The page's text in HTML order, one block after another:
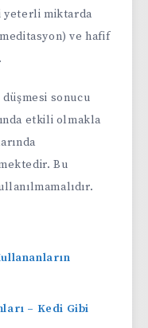
yeterli miktarda
ve hafif
sonucu
etkili olmakla
Bu
– Kedi Gibi